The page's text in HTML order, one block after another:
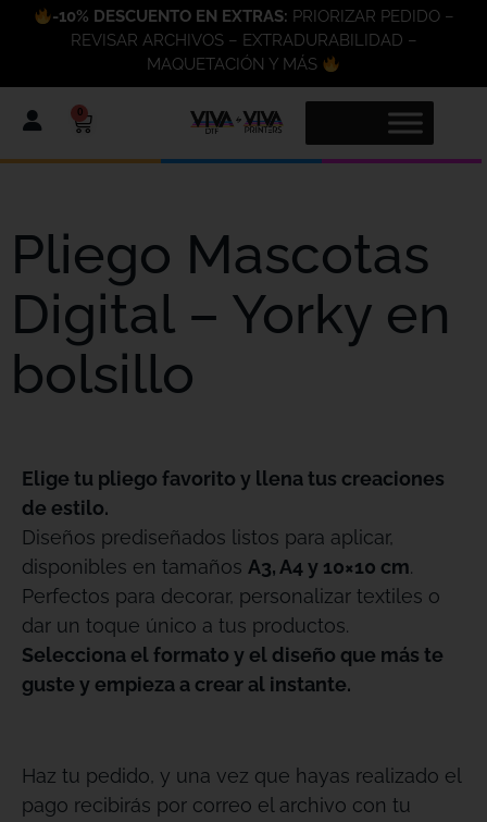
-10% DESCUENTO EN EXTRAS: PRIORIZAR PEDIDO –
REVISAR ARCHIVOS – EXTRADURABILIDAD –
MAQUETACIÓN Y MÁS
0
Pliego Mascotas
Digital – Yorky en
bolsillo
Elige tu pliego favorito y llena tus creaciones
de estilo.
Diseños prediseñados listos para aplicar,
disponibles en tamaños A3, A4 y 10×10 cm.
Perfectos para decorar, personalizar textiles o
dar un toque único a tus productos.
Selecciona el formato y el diseño que más te
guste y empieza a crear al instante.
Haz tu pedido, y una vez que hayas realizado el
pago recibirás por correo el archivo con tu